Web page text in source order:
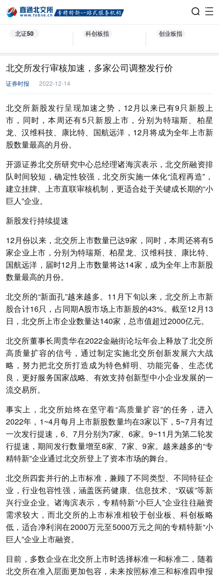
北证50 科创板指 创业板指
北交所发行审核加速，多家公司调整发行价
证券时报 2022-12-14
北交所新股发行呈现加速之势，12月以来已有9只新股上
市，同时，本周还有5只新股上市，分别为特瑞斯、柏星
龙、汉维科技、康比特、国航远洋，12月将成为全年上市新
股数量最高的月份。
开源证券北交所研究中心总经理诸海滨表示，北交所融资排
队时间较短，确定性较强，北交所实施一体化“流程再造”，
建立挂牌、上市直联审核机制，更适合处于关键成长期的“小
巨人”企业。
新股发行持续提速
12月份以来，北交所上市数量已达9家，同时，本周还将有5
家企业上市，分别为特瑞斯、柏星龙、汉维科技、康比特、
国航远洋，届时12月上市数量将达14家，成为全年上市新股
数量最高的月份。
北交所的“新面孔”越来越多。11月下旬以来，北交所上市新
股合计16只，占同期A股市场上市新股的43%。截至12月13
日，北交所上市企业数量达140家，总市值超过2000亿元。
北交所董事长周贵华在2022金融街论坛年会上释放了北交所
高质量扩容的信号，通过制定实施北交所创新发展六大战
略，努力把北交所打造成为特色鲜明、功能完备、生态优
良，更好服务国家战略、有效支持创新型中小企业发展的一
流交易所。
事实上，北交所始终在坚守着“高质量扩容”的任务，进入
2022年，1~4月每月上市新股数量均在3家以下，5~7月有过
一次发行提速，6、7月分别为7家、6家。9~11月为第二轮发
行提速，期间发行数量增至8家、7家、9家。越来越多的“专
精特新”企业通过北交所登上了资本市场的舞台。
北交所四套并行的上市标准，兼顾了不同类型、不同特征企
业，行业包容性强，涵盖医药健康、信息技术、“双碳”等新
兴行业企业。诸海滨表示，专精特新“小巨人”企业往往融资
需求较大，而北交所的上市标准相较于创业板、科创板略
低，适合净利润在2000万元至5000万元之间的专精特新“小
巨人”企业上市融资。
目前，多数企业在北交所上市时选择标准一和标准二，随着
北交所在准入层面更加包容，未来按照标准三和标准四申报